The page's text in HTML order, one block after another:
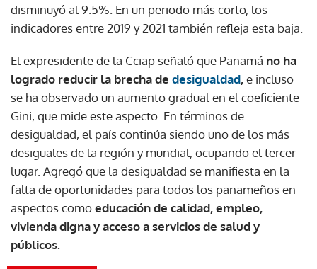
disminuyó al 9.5%. En un periodo más corto, los
indicadores entre 2019 y 2021 también refleja esta baja.
El expresidente de la Cciap señaló que Panamá no ha
logrado reducir la brecha de desigualdad,e incluso
se ha observado un aumento gradual en el coeficiente
Gini, que mide este aspecto. En términos de
desigualdad, el país continúa siendo uno de los más
desiguales de la región y mundial, ocupando el tercer
lugar. Agregó que la desigualdad se manifiesta en la
falta de oportunidades para todos los panameños en
aspectos comoeducación de calidad, empleo,
vivienda digna y acceso a servicios de salud y
públicos.